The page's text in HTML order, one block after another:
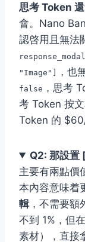
思考 Token
會。Nano
認啓用且無法
"Image"]
，也
false ，思考
考 Token 按
Token 的 $60/
Q2: 那設置
主要有兩點價
本內容意味着
輯 ，不需要
不到 1%，但
素材），直接